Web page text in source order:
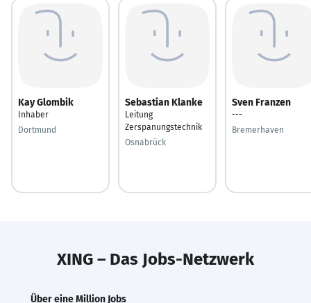
Kay Glombik
Inhaber
Dortmund
Sebastian Klanke
Leitung
Zerspanungstechnik
Osnabrück
Sven Franzen
---
Bremerhaven
XING – Das Jobs-Netzwerk
Über eine Million Jobs